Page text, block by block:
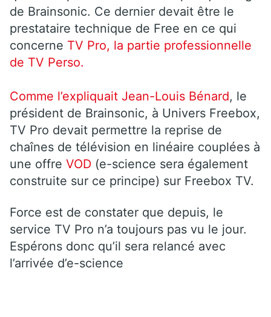
de Brainsonic. Ce dernier devait être le
prestataire technique de Free en ce qui
concerne TV Pro, la partie professionnelle
de TV Perso.
Comme l’expliquait Jean-Louis Bénard, le
président de Brainsonic, à Univers Freebox,
TV Pro devait permettre la reprise de
chaînes de télévision en linéaire couplées à
une offre VOD (e-science sera également
construite sur ce principe) sur Freebox TV.
Force est de constater que depuis, le
service TV Pro n’a toujours pas vu le jour.
Espérons donc qu’il sera relancé avec
l’arrivée d’e-science